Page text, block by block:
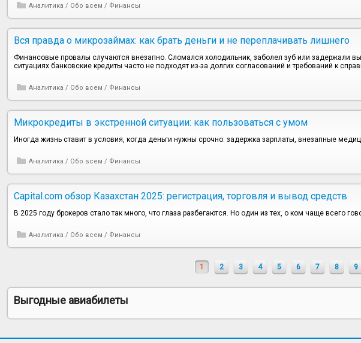
Аналитика / Обо всем / Финансы
Вся правда о микрозаймах: как брать деньги и не переплачивать лишнего
Финансовые провалы случаются внезапно. Сломался холодильник, заболел зуб или задержали
ситуациях банковские кредиты часто не подходят из-за долгих согласований и требований к
Аналитика / Обо всем / Финансы
Микрокредиты в экстренной ситуации: как пользоваться с умом
Иногда жизнь ставит в условия, когда деньги нужны срочно: задержка зарплаты, внезапные
Аналитика / Обо всем / Финансы
Capital.com обзор Казахстан 2025: регистрация, торговля и вывод средств
В 2025 году брокеров стало так много, что глаза разбегаются. Но один из тех, о ком чаще всего
Аналитика / Обо всем / Финансы
1 2 3 4 5 6 7 8 9
Выгодные авиабилеты